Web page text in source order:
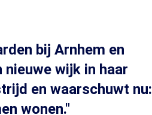
bij Arnhem en
wijk in haar
en waarschuwt nu:
wonen."